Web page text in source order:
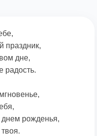
праздник,
дне,
радость.
рожденья,